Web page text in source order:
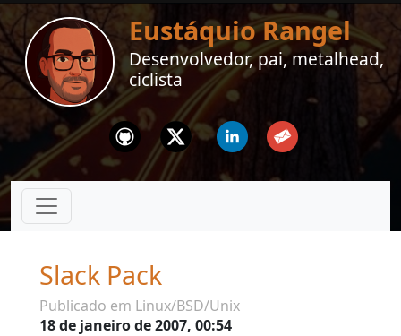
Eustáquio Rangel
Desenvolvedor, pai, metalhead,
ciclista
Github Twitter Linkedin Email
Slack Pack
Publicado em Linux/BSD/Unix
18 de janeiro de 2007, 00:54